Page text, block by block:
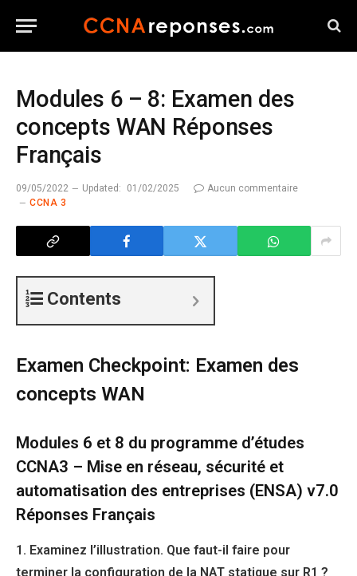
Modules 6 – 8: Examen des
concepts WAN Réponses
Français
09/05/2022 Updated: 01/02/2025
Aucun commentaire
CCNA 3
Contents
Examen Checkpoint: Examen des
concepts WAN
Modules 6 et 8 du programme d’études
CCNA3 – Mise en réseau, sécurité et
automatisation des entreprises (ENSA) v7.0
Réponses Français
1. Examinez l’illustration. Que faut-il faire pour
terminer la configuration de la NAT statique sur R1 ?